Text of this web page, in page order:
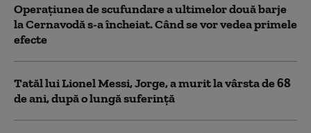
Operațiunea de scufundare a ultimelor două barje
la Cernavodă s-a încheiat. Când se vor vedea primele
efecte
Tatăl lui Lionel Messi, Jorge, a murit la vârsta de 68
de ani, după o lungă suferință